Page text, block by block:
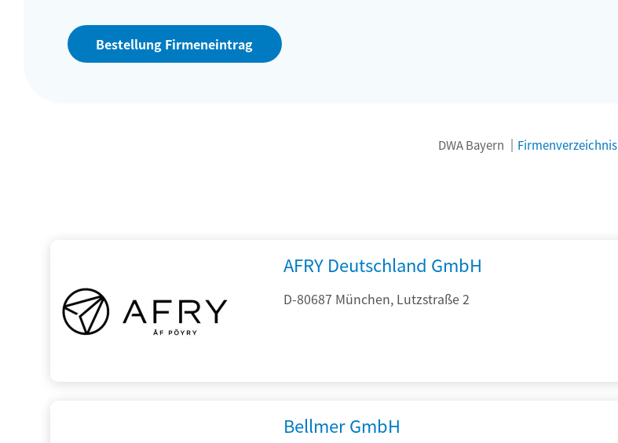
Bestellung Firmeneintrag
DWA Bayern Firmenverzeichnis
AFRY Deutschland GmbH
D-80687 München, Lutzstraße 2
Bellmer GmbH